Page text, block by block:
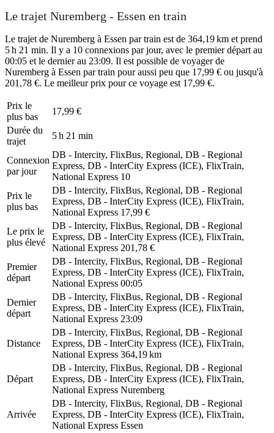
Le trajet Nuremberg - Essen en train
Le trajet de Nuremberg à Essen par train est de 364,19 km et prend
5 h 21 min. Il y a 10 connexions par jour, avec le premier départ au
00:05 et le dernier au 23:09. Il est possible de voyager de
Nuremberg à Essen par train pour aussi peu que 17,99 € ou jusqu'à
201,78 €. Le meilleur prix pour ce voyage est 17,99 €.
Prix ​​le
plus bas
17,99 €
Durée du
trajet
5 h 21 min
Connexion
par jour
DB - Intercity, FlixBus, Regional, DB - Regional
Express, DB - InterCity Express (ICE), FlixTrain,
National Express 10
Prix ​​le
plus bas
DB - Intercity, FlixBus, Regional, DB - Regional
Express, DB - InterCity Express (ICE), FlixTrain,
National Express 17,99 €
Le prix le
plus élevé
DB - Intercity, FlixBus, Regional, DB - Regional
Express, DB - InterCity Express (ICE), FlixTrain,
National Express 201,78 €
Premier
départ
DB - Intercity, FlixBus, Regional, DB - Regional
Express, DB - InterCity Express (ICE), FlixTrain,
National Express 00:05
Dernier
départ
DB - Intercity, FlixBus, Regional, DB - Regional
Express, DB - InterCity Express (ICE), FlixTrain,
National Express 23:09
Distance
DB - Intercity, FlixBus, Regional, DB - Regional
Express, DB - InterCity Express (ICE), FlixTrain,
National Express 364,19 km
Départ
DB - Intercity, FlixBus, Regional, DB - Regional
Express, DB - InterCity Express (ICE), FlixTrain,
National Express Nuremberg
Arrivée
DB - Intercity, FlixBus, Regional, DB - Regional
Express, DB - InterCity Express (ICE), FlixTrain,
National Express Essen